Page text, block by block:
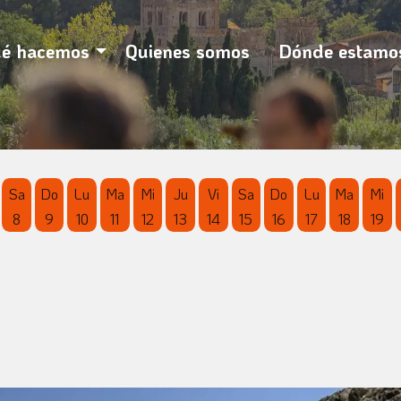
hacemos Quienes somos Dónde
pausa para controlarlo.
Sa
8
Do
9
Lu
10
Ma
11
Mi
12
Ju
13
Vi
14
Sa
15
Do
16
Lu
17
Ma
18
Mi
19